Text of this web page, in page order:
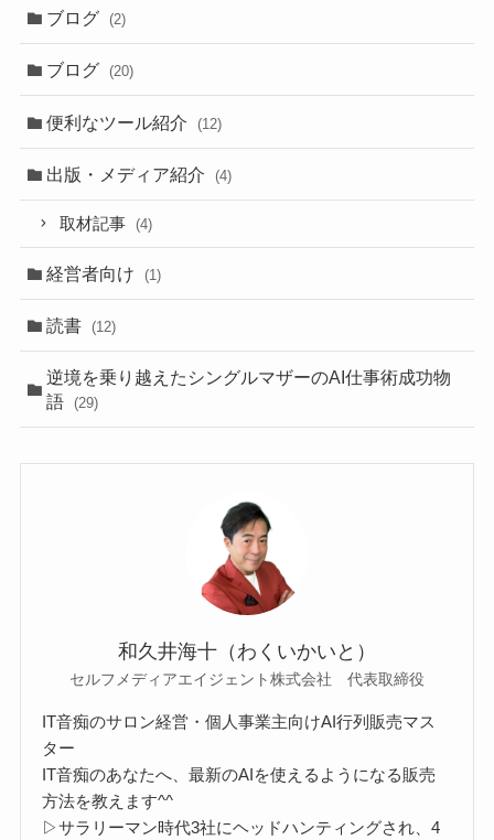
ブログ (2)
ブログ (20)
便利なツール紹介 (12)
出版・メディア紹介 (4)
取材記事 (4)
経営者向け (1)
読書 (12)
逆境を乗り越えたシングルマザーのAI仕事術成功物
語
(29)
和久井海十（わくいかいと）
セルフメディアエイジェント株式会社 代表取締役
IT音痴のサロン経営・個人事業主向けAI行列販売マス
ター
IT音痴のあなたへ、最新のAIを使えるようになる販売
方法を教えます^^
▷サラリーマン時代3社にヘッドハンティングされ、4